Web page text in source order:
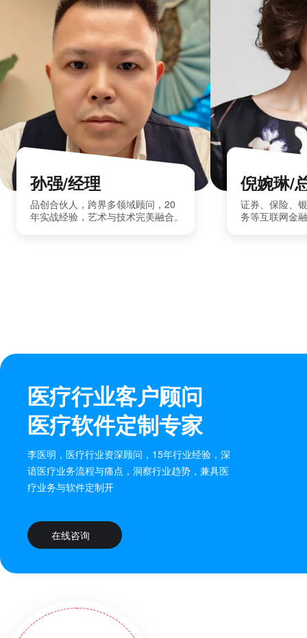
孙强/经理
品创合伙人，跨界多领域顾问，20
年实战经验，艺术与技术完美融合。
倪婉琳/
证券、保险、
务等互联网金
医疗行业客户顾问
医疗软件定制专家
李医明，医疗行业资深顾问，15年行业经验，深
谙医疗业务流程与痛点，洞察行业趋势，兼具医
疗业务与软件定制开
在线咨询